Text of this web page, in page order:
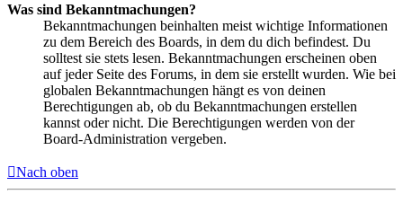
Was sind Bekanntmachungen?
Bekanntmachungen beinhalten meist wichtige Informationen
zu dem Bereich des Boards, in dem du dich befindest. Du
solltest sie stets lesen. Bekanntmachungen erscheinen oben
auf jeder Seite des Forums, in dem sie erstellt wurden. Wie bei
globalen Bekanntmachungen hängt es von deinen
Berechtigungen ab, ob du Bekanntmachungen erstellen
kannst oder nicht. Die Berechtigungen werden von der
Board-Administration vergeben.
Nach oben